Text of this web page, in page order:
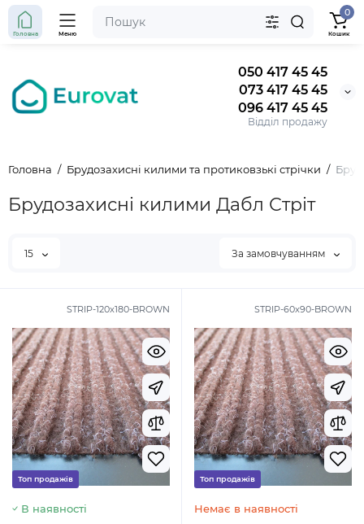
050 417 45 45
073 417 45 45
096 417 45 45
Відділ продажу
Головна Меню
0
Кошик
Головна Брудозахисні килими та протиковзькі стрічки
Брудозахисні килими Дабл Стріт
15 За замовчуванням
STRIP-120x180-BROWN
Топ продажів
В наявності
STRIP-60x90-BROWN
Топ продажів
Немає в наявності